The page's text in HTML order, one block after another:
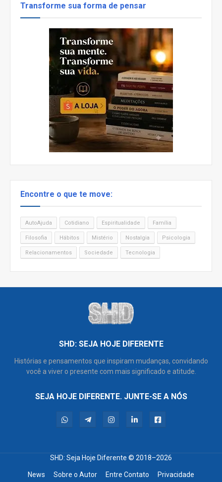
Transforme sua forma de pensar
Encontre o que te move:
AutoAjuda Cotidiano Espiritualidade Família
Filosofia Hábitos Mistério Nostalgia Psicologia
Relacionamentos Sociedade Tecnologia
SHD: SEJA HOJE DIFERENTE
Histórias e pensamentos que inspiram mudanças, convidando
você a viver o presente com mais significado e atitude.
SEJA HOJE DIFERENTE. JUNTE-SE A NÓS
SHD: Seja Hoje Diferente © 2018–2026
News Sobre o Autor Entre Contato Privacidade